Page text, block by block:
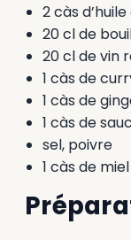
2 càs d’huile
20 cl de
20 cl de vin
1 càs de
1 càs de
1 càs de
sel, poivre
1 càs de miel